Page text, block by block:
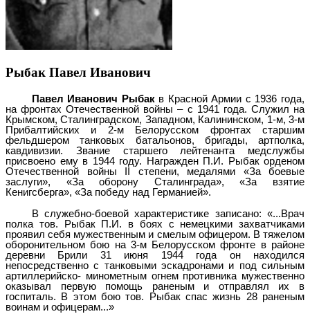
Рыбак Павел Иванович
Павел Иванович Рыбакв Красной Армии с 1936 года,
на фронтах Отечественной войны – с 1941 года. Служил на
Крымском, Сталинградском, Западном, Калининском, 1-м, 3-м
Прибалтийских и 2-м Белорусском фронтах старшим
фельдшером танковых батальонов, бригады, артполка,
кавдивизии. Звание старшего лейтенанта медслужбы
присвоено ему в 1944 году. Награжден П.И. Рыбак орденом
Отечественной войны
степени, медалями «За боевые
заслуги», «За оборону Сталинграда», «За взятие
Кенигсберга», «За победу над Германией».
В служебно-боевой характеристике записано: «...Врач
полка тов. Рыбак П.И. в боях с немецкими захватчиками
проявил себя мужественным и смелым офицером. В тяжелом
оборонительном бою на 3-м Белорусском фронте в районе
деревни Брили 31 июня 1944 года он находился
непосредственно с танковыми эскадронами и под сильным
артиллерийско- минометным огнем противника мужественно
оказывал первую помощь раненым и отправлял их в
госпиталь. В этом бою тов. Рыбак спас жизнь 28 раненым
воинам и офицерам...»